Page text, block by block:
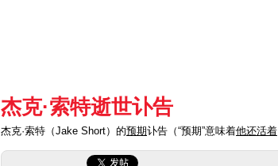
杰克·索特逝世讣告
杰克·索特（Jake Short）的预期讣告（“预期”意味着他还活着